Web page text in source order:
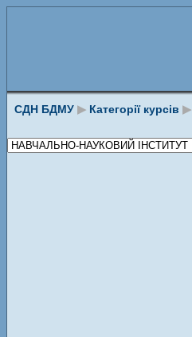
СДН БДМУ ▶ Категорії курсів ▶